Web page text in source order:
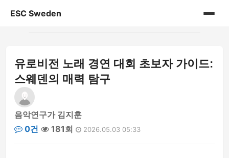
ESC Sweden
게시판
유로비전 노래 경연 대회 초보자 가이드:
스웨덴의 매력 탐구
음악연구가 김지훈
0건
181회 2026.05.03 05:33